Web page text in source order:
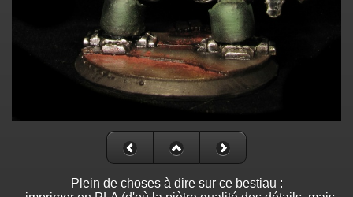
Plein de choses à dire sur ce bestiau :